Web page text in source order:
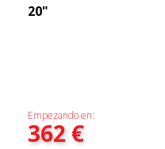
20"
Empezando en:
362€